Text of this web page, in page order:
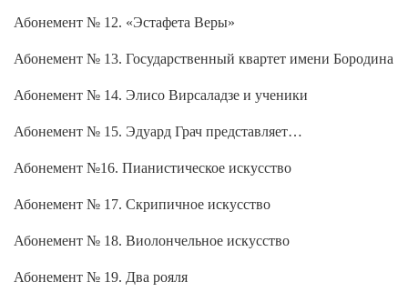
Абонемент № 12. «Эстафета Веры»
Абонемент № 13. Государственный квартет имени Бородина
Абонемент № 14. Элисо Вирсаладзе и ученики
Абонемент № 15. Эдуард Грач представляет…
Абонемент №16. Пианистическое искусство
Абонемент № 17. Скрипичное искусство
Абонемент № 18. Виолончельное искусство
Абонемент № 19. Два рояля